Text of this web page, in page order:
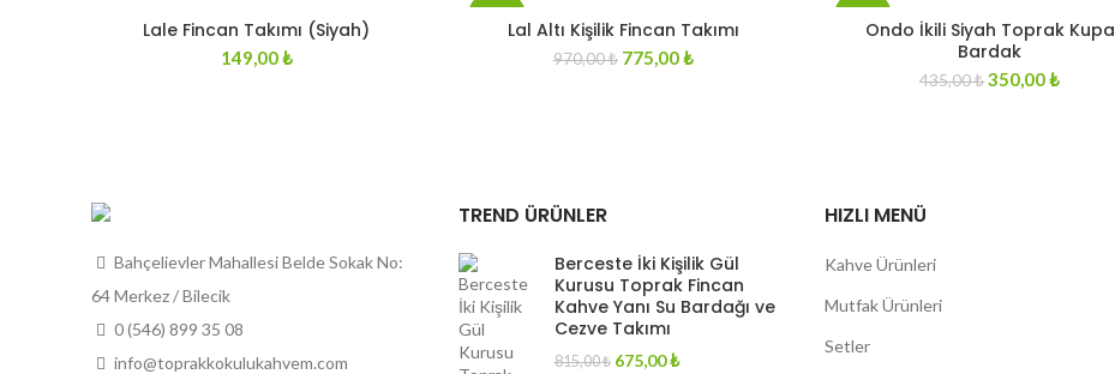
Lale Fincan Takımı (Siyah)
149,00₺
Lal Altı Kişilik Fincan Takımı
970,00₺ Original
775,00₺Current
Ondo İkili Siyah Toprak Kupa
Bardak
435,00₺Original
350,00₺Current
Bahçelievler Mahallesi Belde Sokak No:
64 Merkez / Bilecik
0 (546) 899 35 08
info@toprakkokulukahvem.com
TREND ÜRÜNLER
Berceste İki Kişilik Gül
Kurusu Toprak Fincan
Kahve Yanı Su Bardağı ve
Cezve Takımı
815,00₺ Original
675,00₺Current
HIZLI MENÜ
Kahve Ürünleri
Mutfak Ürünleri
Setler